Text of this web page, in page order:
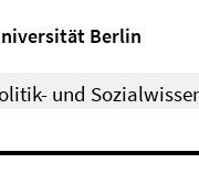
Berlin
und